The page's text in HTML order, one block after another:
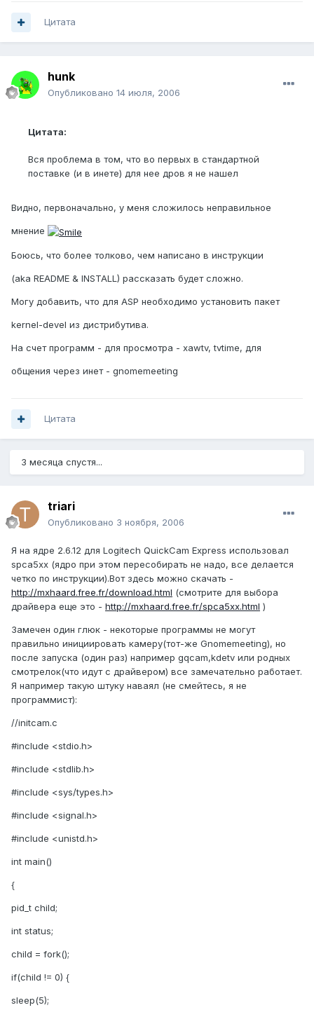
Цитата
hunk
Опубликовано 14 июля, 2006
Цитата:
Вся проблема в том, что во первых в стандартной
поставке (и в инете) для нее дров я не нашел
Видно, первоначально, у меня сложилось неправильное
мнение
Боюсь, что более толково, чем написано в инструкции
(aka README & INSTALL) рассказать будет сложно.
Могу добавить, что для ASP необходимо установить пакет
kernel-devel из дистрибутива.
На счет программ - для просмотра - xawtv, tvtime, для
общения через инет - gnomemeeting
Цитата
3 месяца спустя...
triari
Опубликовано 3 ноября, 2006
Я на ядре 2.6.12 для Logitech QuickCam Express использовал
spca5xx (ядро при этом пересобирать не надо, все делается
четко по инструкции).Вот здесь можно скачать -
http://mxhaard.free.fr/download.html (смотрите для выбора
драйвера еще это - http://mxhaard.free.fr/spca5xx.html )
Замечен один глюк - некоторые программы не могут
правильно инициировать камеру(тот-же Gnomemeeting), но
после запуска (один раз) например gqcam,kdetv или родных
смотрелок(что идут с драйвером) все замечательно работает.
Я например такую штуку наваял (не смейтесь, я не
программист):
//initcam.c
#include <stdio.h>
#include <stdlib.h>
#include <sys/types.h>
#include <signal.h>
#include <unistd.h>
int main()
{
pid_t child;
int status;
child = fork();
if(child != 0) {
sleep(5);